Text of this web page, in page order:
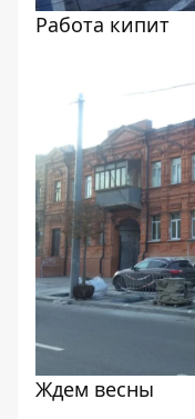
Работа кипит
Ждем весны